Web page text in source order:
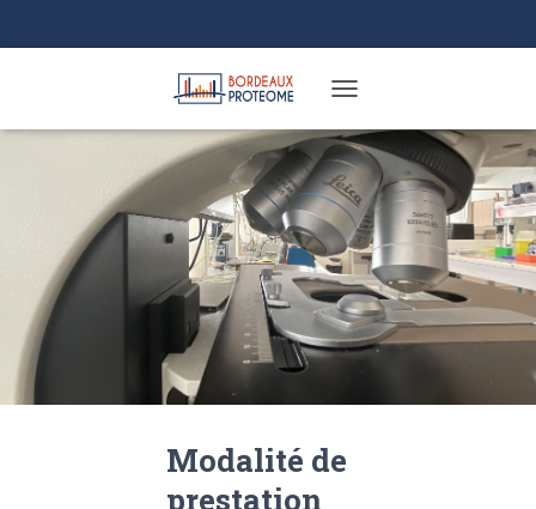
Modalité de
prestation